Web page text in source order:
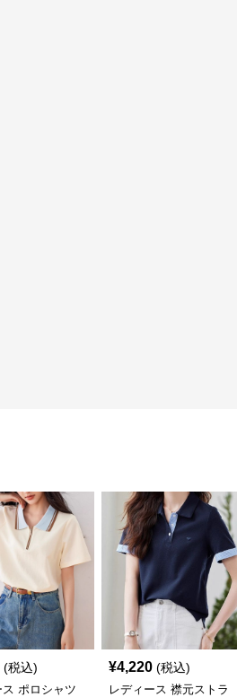
(税込)
ス ポロシャツ
¥4,220 (税込)
レディース 襟元ストラ